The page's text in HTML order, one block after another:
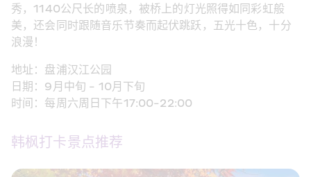
秀，1140公尺长的喷泉，被桥上的灯光照得如同彩虹般
美，还会同时跟随音乐节奏而起伏跳跃，五光十色，十分
浪漫！
地址：盘浦汉江公园
日期：9月中旬 - 10月下旬
时间：每周六周日下午17:00-22:00
韩枫打卡景点推荐